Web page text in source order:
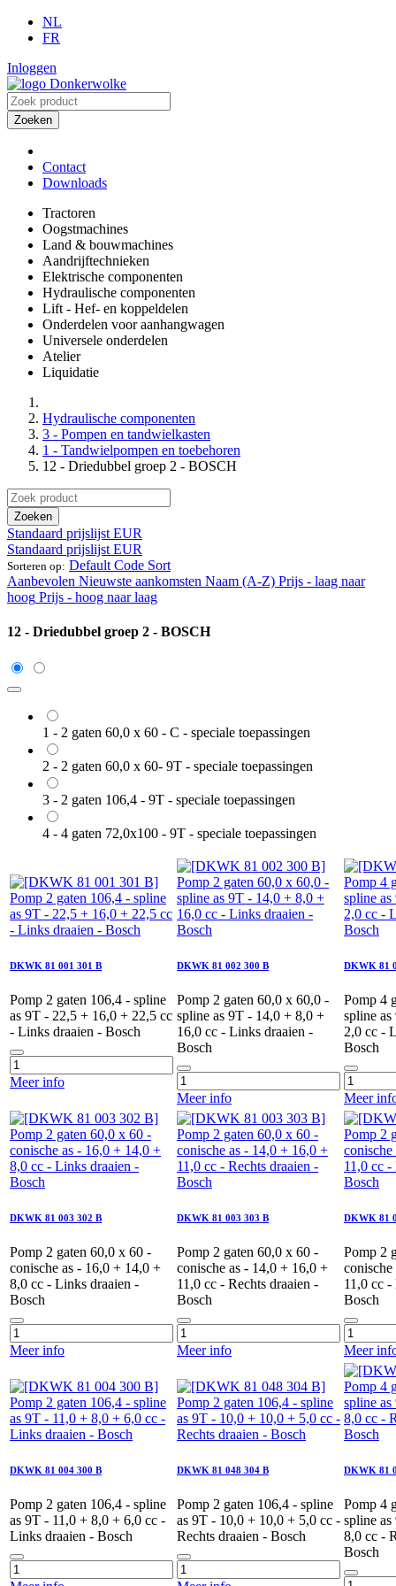
NL
FR
Inloggen
Zoeken
Contact
Downloads
Tractoren
Oogstmachines
Land & bouwmachines
Aandrijftechnieken
Elektrische componenten
Hydraulische componenten
Lift - Hef- en koppeldelen
Onderdelen voor aanhangwagen
Universele onderdelen
Atelier
Liquidatie
Hydraulische componenten
3 - Pompen en tandwielkasten
1 - Tandwielpompen en toebehoren
12 - Driedubbel groep 2 - BOSCH
Zoeken
Standaard prijslijst EUR
Standaard prijslijst EUR
Sorteren op: Default Code Sort
Aanbevolen Nieuwste aankomsten Naam (A-Z) Prijs - laag naar
hoog Prijs - hoog naar laag
12 - Driedubbel groep 2 - BOSCH
1 - 2 gaten 60,0 x 60 - C - speciale toepassingen
2 - 2 gaten 60,0 x 60- 9T - speciale toepassingen
3 - 2 gaten 106,4 - 9T - speciale toepassingen
4 - 4 gaten 72,0x100 - 9T - speciale toepassingen
DKWK 81 001 301 B
Pomp 2 gaten 106,4 - spline
as 9T - 22,5 + 16,0 + 22,5 cc
- Links draaien - Bosch
Meer info
DKWK 81 002 300 B
Pomp 2 gaten 60,0 x 60,0 -
spline as 9T - 14,0 + 8,0 +
16,0 cc - Links draaien -
Bosch
Meer info
DKWK 81
Pomp 4
spline
2,0 cc -
Bosch
Meer
DKWK 81 003 302 B
Pomp 2 gaten 60,0 x 60 -
conische as - 16,0 + 14,0 +
8,0 cc - Links draaien -
Bosch
Meer info
DKWK 81 003 303 B
Pomp 2 gaten 60,0 x 60 -
conische as - 14,0 + 16,0 +
11,0 cc - Rechts draaien -
Bosch
Meer info
DKWK 81
Pomp 2
11,0 cc
Bosch
Meer
DKWK 81 004 300 B
Pomp 2 gaten 106,4 - spline
as 9T - 11,0 + 8,0 + 6,0 cc -
Links draaien - Bosch
DKWK 81 048 304 B
Pomp 2 gaten 106,4 - spline
as 9T - 10,0 + 10,0 + 5,0 cc -
Rechts draaien - Bosch
DKWK 81
Pomp 4
spline
8,0 cc -
Bosch